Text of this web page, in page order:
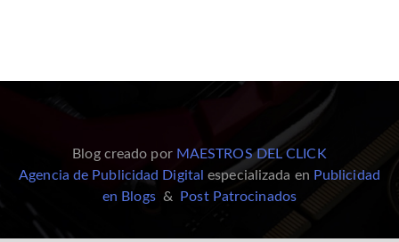
Blog creado por MAESTROS DEL CLICK
Agencia de Publicidad Digital especializada en Publicidad
en Blogs& Post Patrocinados